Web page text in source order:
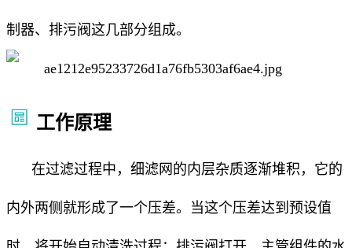
制器、排污阀这几部分组成。
工作原理
在过滤过程中，细滤网的内层杂质逐渐堆积，它的
内外两侧就形成了一个压差。当这个压差达到预设值